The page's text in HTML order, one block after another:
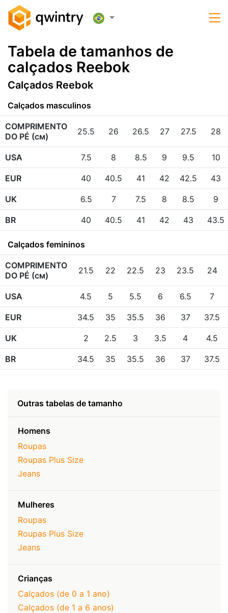
Tabela de tamanhos de
calçados Reebok
Calçados Reebok
Calçados masculinos
COMPRIMENTO
DO PÉ (см)
25.5 26 26.5 27 27.5 28
USA 7.5 8 8.5 9 9.5 10
EUR 40 40.5 41 42 42.5 43
UK 6.5 7 7.5 8 8.5 9
BR 40 40.5 41 42 43 43.5
Calçados femininos
COMPRIMENTO
DO PÉ (см)
21.5 22 22.5 23 23.5 24
USA 4.5 5 5.5 6 6.5 7
EUR 34.5 35 35.5 36 37 37.5
UK 2 2.5 3 3.5 4 4.5
BR 34.5 35 35.5 36 37 37.5
Outras tabelas de tamanho
Homens
Roupas
Roupas Plus Size
Jeans
Mulheres
Roupas
Roupas Plus Size
Jeans
Crianças
Calçados (de 0 a 1 ano)
Calçados (de 1 a 6 anos)